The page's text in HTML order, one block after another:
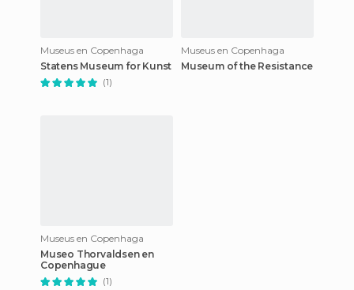
Museus en Copenhaga
Statens Museum for Kunst
(1)
Museus en Copenhaga
Museum of the Resistance
Museus en Copenhaga
Museo Thorvaldsen en
Copenhague
(1)